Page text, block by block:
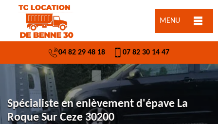
MENU
04 82 29 48 18 07 82 30 14 47
Spécialiste en enlèvement d'épave La
Roque Sur Ceze 30200